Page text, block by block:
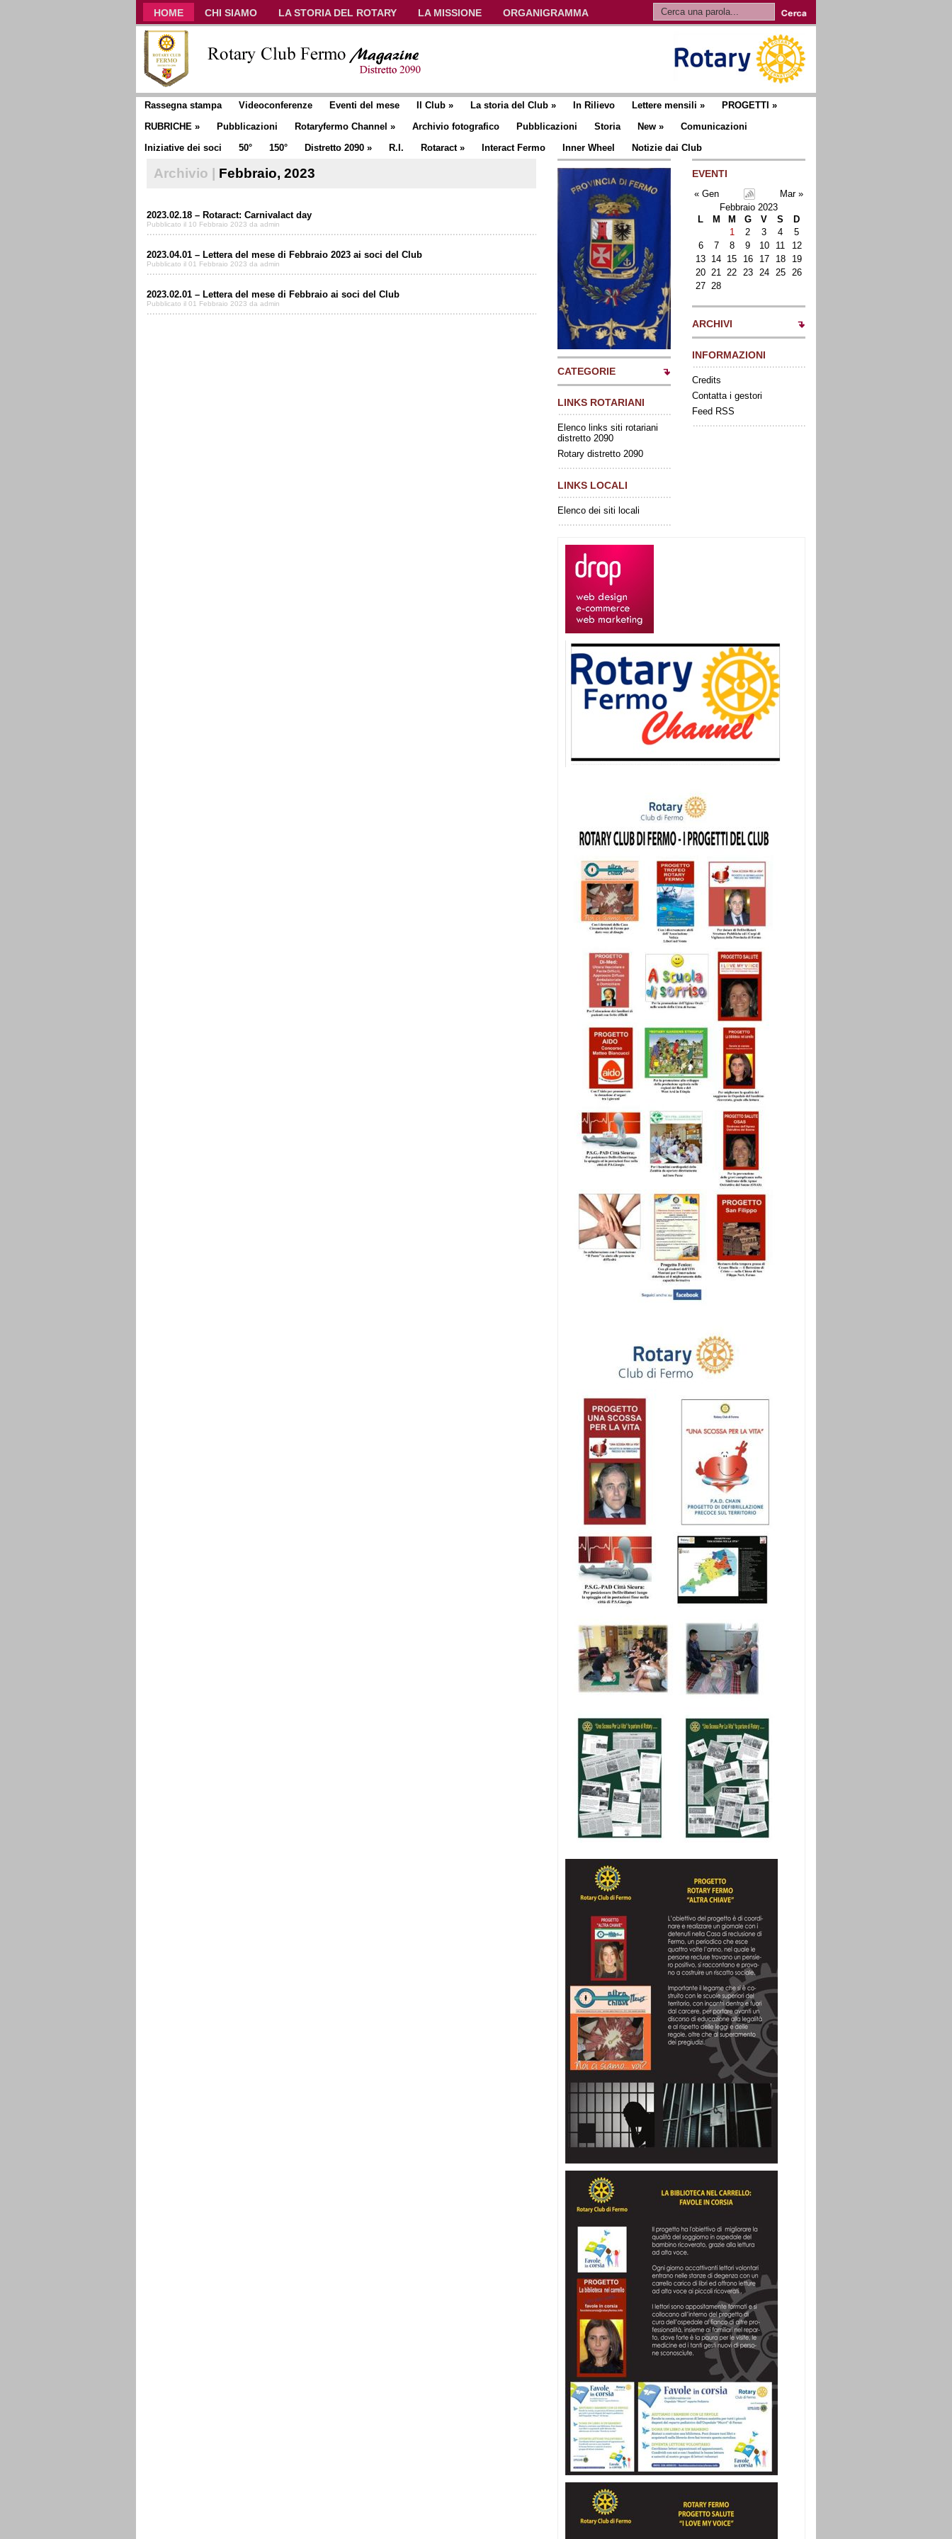
HOME CHI SIAMO LA STORIA DEL ROTARY LA MISSIONE
ORGANIGRAMMA
CLUB COMMUNICATOR
Rassegna stampa Videoconferenze Eventi del mese Il Club » La storia del Club » In Rilievo Lettere mensili » PROGETTI »
RUBRICHE » Pubblicazioni Rotaryfermo Channel » Archivio fotografico Pubblicazioni Storia New »
Comunicazioni
Iniziative dei soci
50° 150° Distretto 2090 » R.I. Rotaract» Interact Fermo Inner Wheel Notizie dai Club
Archivio | Febbraio, 2023
2023.02.18 – Rotaract: Carnivalact day
Pubblicato il 10 Febbraio 2023 da admin
2023.04.01 – Lettera del mese di Febbraio 2023 ai soci del Club
Pubblicato il 01 Febbraio 2023 da admin
2023.02.01 – Lettera del mese di Febbraio ai soci del Club
Pubblicato il 01 Febbraio 2023 da admin
CATEGORIE
LINKS ROTARIANI
Elenco links siti rotariani
distretto 2090
Rotary distretto 2090
LINKS LOCALI
Elenco dei siti locali
EVENTI
« Gen
Mar »
Febbraio 2023
L
M M G V S
D
1
2 3 4
5
6
7 8 9 10 11
12
13 14 15 16 17 18
19
20 21 22 23 24 25
26
27 28
ARCHIVI
INFORMAZIONI
Credits
Contatta i gestori
Feed RSS